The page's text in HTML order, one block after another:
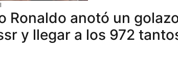
Ronaldo anotó un
y llegar a los 972